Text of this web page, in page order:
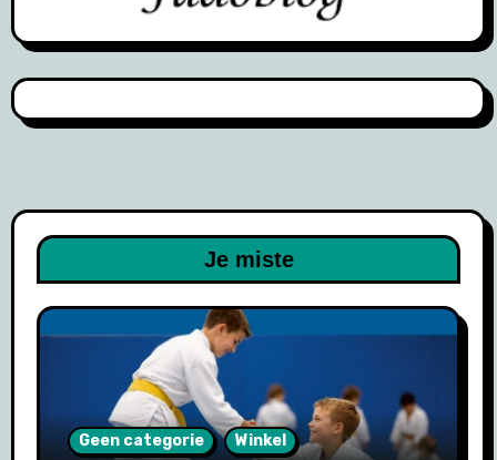
Je miste
Geen categorie Winkel